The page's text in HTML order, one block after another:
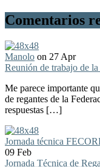
Comentarios
Manolo on 27 Apr
Reunión de trabajo de
Me parece importante
de regantes de la
respuestas […]
Jornada técnica
09 Feb
Jornada Técnica de